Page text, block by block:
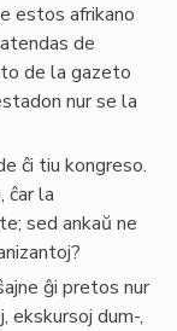
estos afrikano
de
de la gazeto
nur se la
ĉi tiu kongreso.
ĉar la
sed ankaŭ ne
ĝi pretos nur
ekskursoj dum-,